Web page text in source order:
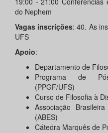
do Nephem
Vagas inscrições: 40. As
UFS
Apoio:
Departamento de
Programa de
(PPGF/UFS)
Curso de Filosofia à
Associação
(ABES)
Cátedra Marquês de